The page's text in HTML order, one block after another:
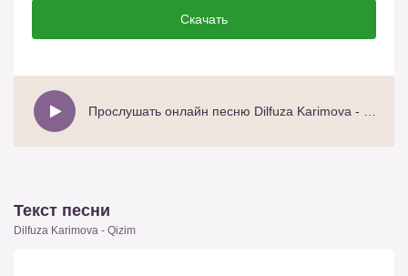
Скачать
Текст песни
Dilfuza Karimova - Qizim